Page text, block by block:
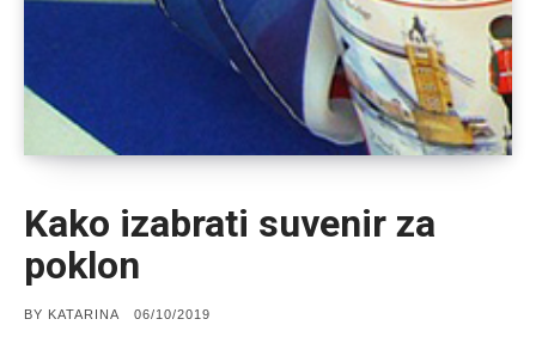
Kako izabrati suvenir za
poklon
BY KATARINA
POSTED
06/10/2019